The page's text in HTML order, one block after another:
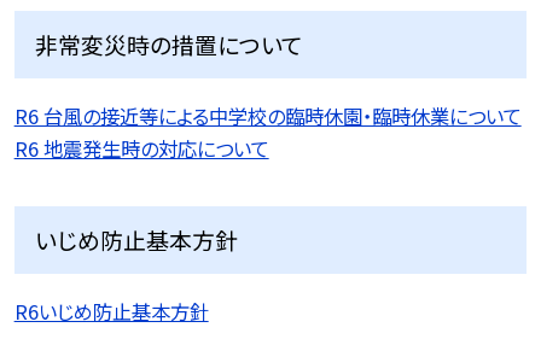
非常変災時の措置について
R6 台風の接近等による中学校の臨時休園・臨時休業について
R6 地震発生時の対応について
いじめ防止基本方針
R6いじめ防止基本方針